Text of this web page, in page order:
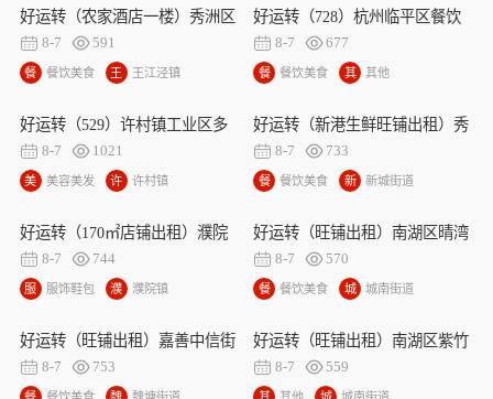
宾
镇
服
街
好运转（农家酒店一楼）秀洲区
喇叭口纯一层150平旺铺出租
8-7 591
餐
美
餐饮美食
王
泾
王江泾镇
好运转（728）杭州临平区餐饮
店出租带设备装修
8-7 677
餐
美
餐饮美食
其
其他
好运转（529）许村镇工业区多
旺铺出租没有任何限制
8-7 1021
美
美
美容美发
许
镇
许村镇
好运转（新港生鲜旺铺出租）秀
州区中关村十字路口四间门面旺
铺出租
8-7 733
餐
美
餐饮美食
新
街
新城街道
好运转（170㎡店铺出租）濮院
毛衫工业重镇、毛衫展厅出租
8-7 744
服
鞋
服饰鞋包
濮
镇
濮院镇
好运转（旺铺出租）南湖区晴湾
佳苑文博路楼下40平方楼上
206.95平方、可分租
8-7 570
餐
美
餐饮美食
城
街
城南街道
好运转（旺铺出租）嘉善中信街
空店出租可做小吃
8-7 753
好运转（旺铺出租）南湖区紫竹
路35平旺铺出租
8-7 559